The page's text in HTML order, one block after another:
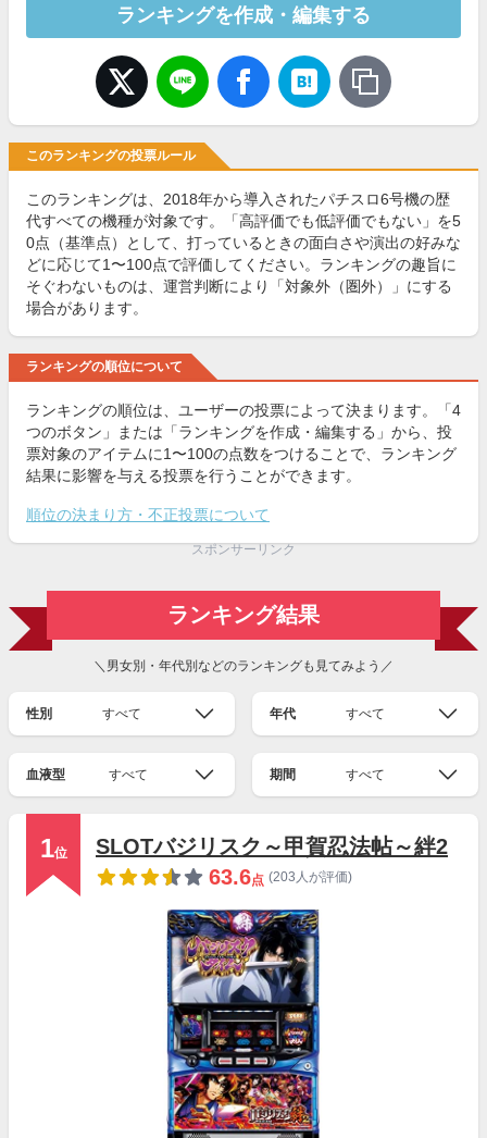
ランキングを作成・編集する
このランキングの投票ルール
このランキングは、2018年から導入されたパチスロ6号機の歴
代すべての機種が対象です。「高評価でも低評価でもない」を5
0点（基準点）として、打っているときの面白さや演出の好みな
どに応じて1〜100点で評価してください。ランキングの趣旨に
そぐわないものは、運営判断により「対象外（圏外）」にする
場合があります。
ランキングの順位について
ランキングの順位は、ユーザーの投票によって決まります。「4
つのボタン」または「ランキングを作成・編集する」から、投
票対象のアイテムに1〜100の点数をつけることで、ランキング
結果に影響を与える投票を行うことができます。
順位の決まり方・不正投票について
スポンサーリンク
ランキング結果
＼男女別・年代別などのランキングも見てみよう／
性別 すべて 年代 すべて
血液型 すべて 期間 すべて
1位
SLOTバジリスク～甲賀忍法帖～絆2
63.6点 (203人が評価)